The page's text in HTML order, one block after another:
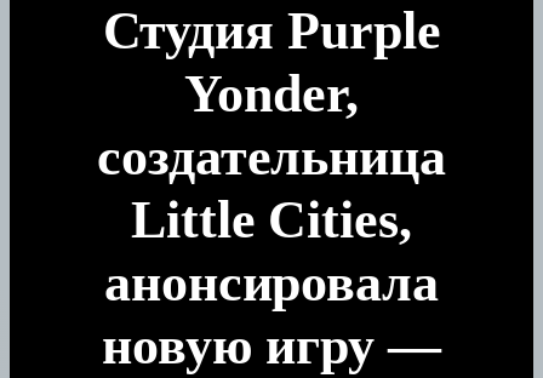
Студия Purple
Yonder,
создательница
Little Cities,
анонсировала
новую игру —